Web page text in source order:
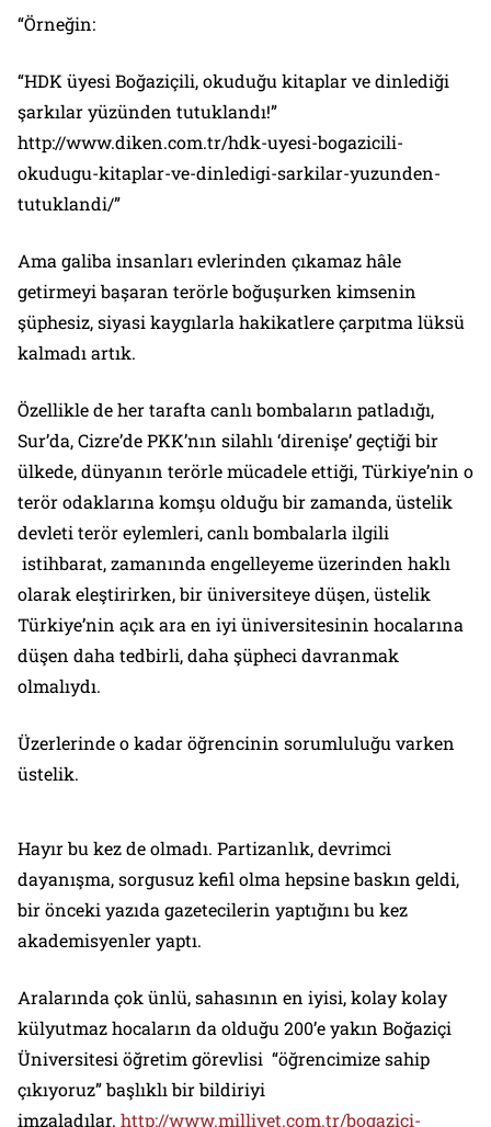
“Örneğin:
“HDK üyesi Boğaziçili, okuduğu kitaplar ve dinlediği
şarkılar yüzünden tutuklandı!”
http://www.diken.com.tr/hdk-uyesi-bogazicili-
okudugu-kitaplar-ve-dinledigi-sarkilar-yuzunden-
tutuklandi/”
Ama galiba insanları evlerinden çıkamaz hâle
getirmeyi başaran terörle boğuşurken kimsenin
şüphesiz, siyasi kaygılarla hakikatlere çarpıtma lüksü
kalmadı artık.
Özellikle de her tarafta canlı bombaların patladığı,
Sur’da, Cizre’de PKK’nın silahlı ‘direnişe’ geçtiği bir
ülkede, dünyanın terörle mücadele ettiği, Türkiye’nin o
terör odaklarına komşu olduğu bir zamanda, üstelik
devleti terör eylemleri, canlı bombalarla ilgili
istihbarat, zamanında engelleyeme üzerinden haklı
olarak eleştirirken, bir üniversiteye düşen, üstelik
Türkiye’nin açık ara en iyi üniversitesinin hocalarına
düşen daha tedbirli, daha şüpheci davranmak
olmalıydı.
Üzerlerinde o kadar öğrencinin sorumluluğu varken
üstelik.
Hayır bu kez de olmadı. Partizanlık, devrimci
dayanışma, sorgusuz kefil olma hepsine baskın geldi,
bir önceki yazıda gazetecilerin yaptığını bu kez
akademisyenler yaptı.
Aralarında çok ünlü, sahasının en iyisi, kolay kolay
külyutmaz hocaların da olduğu 200’e yakın Boğaziçi
Üniversitesi öğretim görevlisi “öğrencimize sahip
çıkıyoruz” başlıklı bir bildiriyi
imzaladılar. http://www.milliyet.com.tr/bogazici-